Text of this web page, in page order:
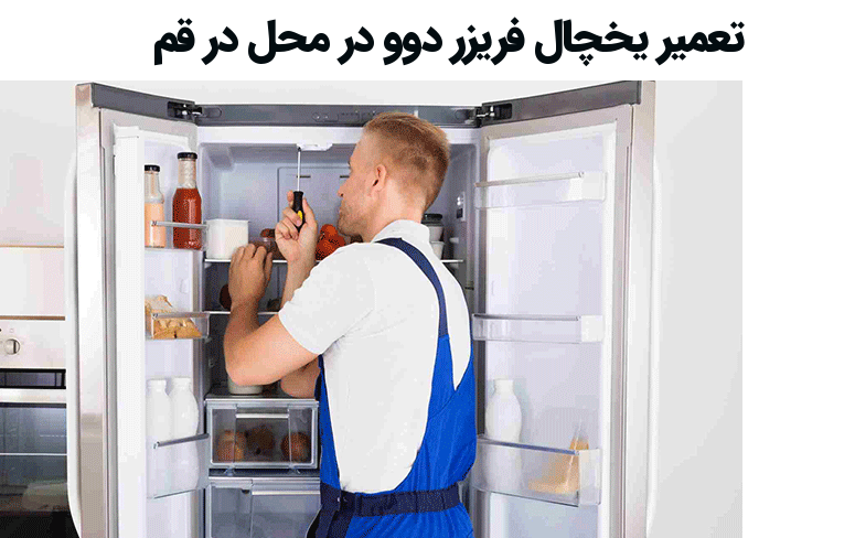
تعمیر یخچال فریزر دوو در محل در قم